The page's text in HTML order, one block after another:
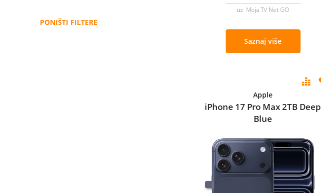
PONIŠTI FILTERE
uz Moja TV Net GO
Saznaj više
Apple
iPhone 17 Pro Max 2TB Deep
Blue